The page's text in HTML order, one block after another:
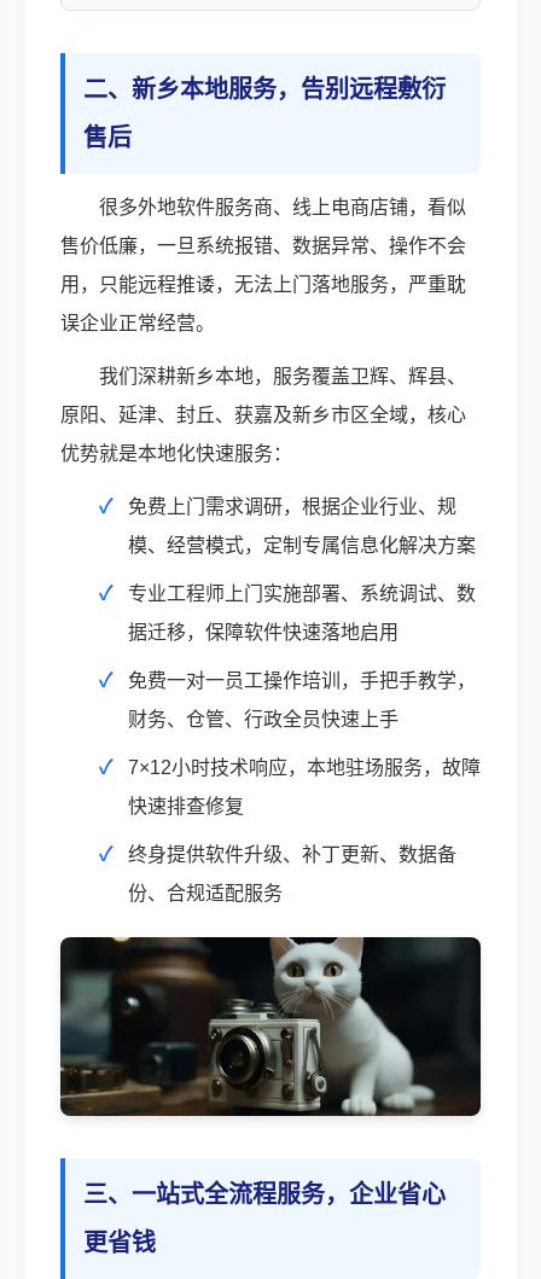
二、新乡本地服务，告别远程敷衍
售后
很多外地软件服务商、线上电商店铺，看似
售价低廉，一旦系统报错、数据异常、操作不会
用，只能远程推诿，无法上门落地服务，严重耽
误企业正常经营。
我们深耕新乡本地，服务覆盖卫辉、辉县、
原阳、延津、封丘、获嘉及新乡市区全域，核心
优势就是本地化快速服务：
免费上门需求调研，根据企业行业、规
模、经营模式，定制专属信息化解决方案
专业工程师上门实施部署、系统调试、数
据迁移，保障软件快速落地启用
免费一对一员工操作培训，手把手教学，
财务、仓管、行政全员快速上手
7×12小时技术响应，本地驻场服务，故障
快速排查修复
终身提供软件升级、补丁更新、数据备
份、合规适配服务
三、一站式全流程服务，企业省心
更省钱